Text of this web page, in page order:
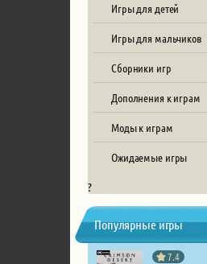
Игры для детей
Игры для мальчиков
Сборники игр
Дополнения к играм
Моды к играм
Ожидаемые игры
?
Популярные игры
7.4